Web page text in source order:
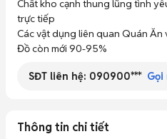
Chất kho cạnh thung lũng tình
trực tiếp
Các vật dụng liên quan Quán Ăn
Đồ còn mới 90-95%
SĐT liên hệ: 090900*** Gọi
Thông tin chi tiết